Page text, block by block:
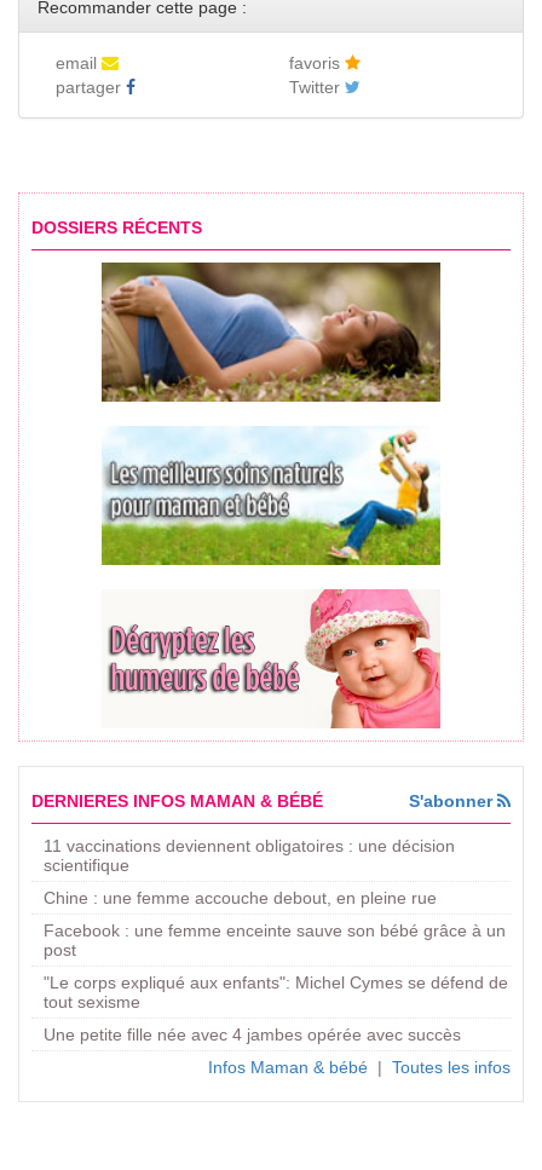
Recommander cette page :
email
favoris
partager
Twitter
DOSSIERS RÉCENTS
DERNIERES INFOS MAMAN & BÉBÉ S'abonner
11 vaccinations deviennent obligatoires : une décision
scientifique
Chine : une femme accouche debout, en pleine rue
Facebook : une femme enceinte sauve son bébé grâce à un
post
"Le corps expliqué aux enfants": Michel Cymes se défend de
tout sexisme
Une petite fille née avec 4 jambes opérée avec succès
Infos Maman & bébé | Toutes les infos